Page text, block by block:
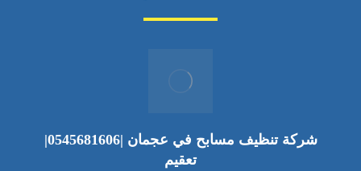
شركة تنظيف مسابح في عجمان |0545681606|
تعقيم